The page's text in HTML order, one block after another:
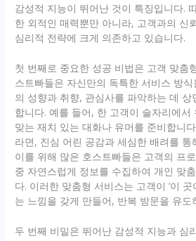
감성적 지능이 뛰어난 것이 특징입니다.
한 외적인 매력뿐만 아니라, 고객과의 신
심리적 전략에 크게 의존하고 있습니다.
첫 번째로 중요한 성공 비법은 고객 맞춤
스트빠들은 자신만의 독특한 서비스 방
의 성향과 취향, 관심사를 파악하는 데
합니다. 예를 들어, 한 고객이 술자리에서
맞는 재치 있는 대화나 유머를 준비합니
라면, 진심 어린 공감과 세심한 배려를 통
이를 위해 많은 호스트빠들은 고객의 프
중 자연스럽게 정보를 수집하여 개인 맞
다. 이러한 맞춤형 서비스는 고객이 ‘이
는 느낌을 갖게 만들어, 반복 방문을 유도
두 번째 비밀은 뛰어난 감성적 지능과 심